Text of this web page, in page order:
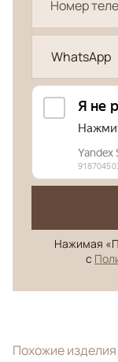
WhatsApp
Нажимая
с
Похожие изделия